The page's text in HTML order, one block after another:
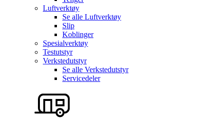
Luftverktøy
Se alle Luftverktøy
Slip
Koblinger
Spesialverktøy
Testutstyr
Verkstedutstyr
Se alle Verkstedutstyr
Servicedeler